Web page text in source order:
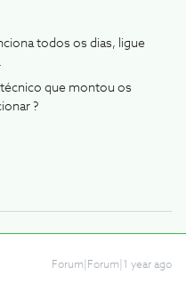
todos os dias, ligue
técnico que montou os
?
Forum|Forum|1 year ago